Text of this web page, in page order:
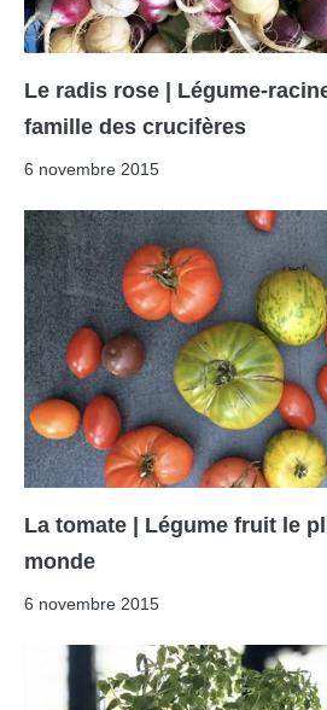
Le radis rose | Légume-
famille des crucifères
6 novembre 2015
La tomate | Légume fruit le
monde
6 novembre 2015